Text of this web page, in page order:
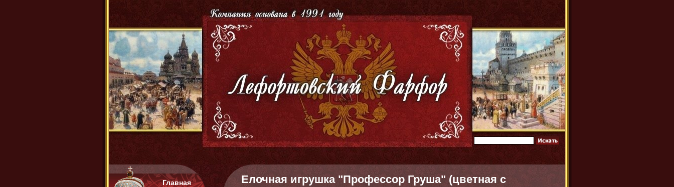
Главная
Елочная игрушка "Профессор Груша" (цветная с